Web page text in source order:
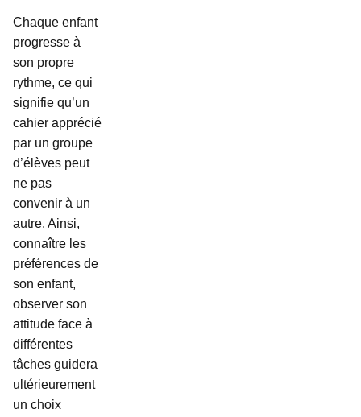
Chaque enfant
progresse à
son propre
rythme, ce qui
signifie qu’un
cahier apprécié
par un groupe
d’élèves peut
ne pas
convenir à un
autre. Ainsi,
connaître les
préférences de
son enfant,
observer son
attitude face à
différentes
tâches guidera
ultérieurement
un choix